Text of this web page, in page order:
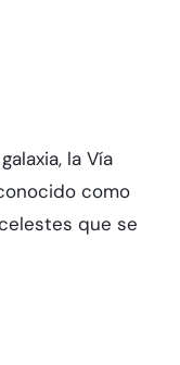
la Vía
como
que se